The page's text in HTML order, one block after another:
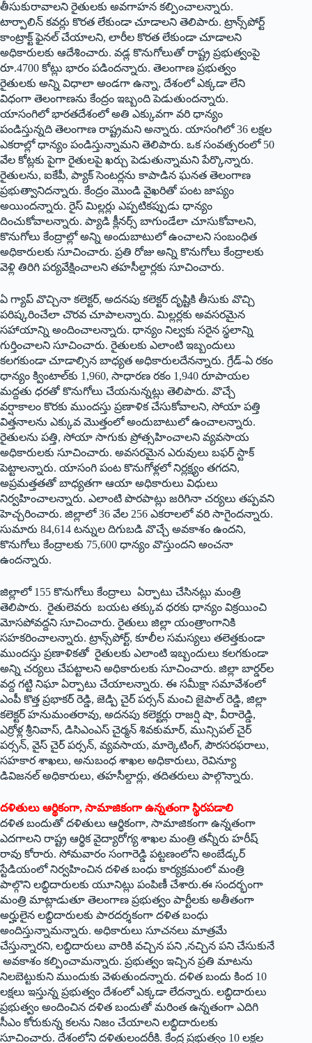
తీసుకురావాలని రైతులకు అవగాహన కల్పించాలన్నారు.
టార్పాలిన్‌ ‌కవర్లు కొరత లేకుండా చూడాలని తెలిపారు. ట్రాన్స్‌పోర్ట్
‌కాంట్రాక్ట్ ‌ఫైనల్‌ ‌చేయాలని, లారీల కొరత లేకుండా చూడాలని
అధికారులకు ఆదేశించారు. వడ్ల కొనుగోలుతో రాష్ట్ర ప్రభుత్వంపై
రూ.4700 కోట్లు భారం పడిందన్నారు. తెలంగాణ ప్రభుత్వం
రైతులకు అన్ని విధాలా అండగా ఉన్నా, దేశంలో ఎక్కడా లేని
విధంగా తెలంగాణను కేంద్రం ఇబ్బంది పెడుతుందన్నారు.
యాసంగిలో భారతదేశంలో అతి ఎక్కువగా వరి ధాన్యం
పండిస్తున్నది తెలంగాణ రాష్ట్రమని అన్నారు. యాసంగిలో 36 లక్షల
ఎకరాల్లో ధాన్యం పండిస్తున్నామని తెలిపారు. ఒక సంవత్సరంలో 50
వేల కోట్లకు పైగా రైతులపై ఖర్చు పెడుతున్నామని పేర్కొన్నారు.
రైతులను, ఐకేపీ, ప్యాక్‌ ‌సెంటర్లను కాపాడిన ఘనత తెలంగాణ
ప్రభుత్వానిదన్నారు. కేంద్రం మొండి వైఖరితో పంట జాప్యం
అయిందన్నారు. రైస్‌ ‌మిల్లర్లు ఎప్పటికప్పుడు ధాన్యం
దించుకోవాలన్నారు. ప్యాడి క్లీనర్స్ ‌బాగుండేలా చూసుకోవాలని,
కొనుగోలు కేంద్రాల్లో అన్ని అందుబాటులో ఉంచాలని సంబంధిత
అధికారులకు సూచించారు. ప్రతి రోజు అన్ని కొనుగోలు కేంద్రాలకు
వెళ్లి తిరిగి పర్యవేక్షించాలని తహసీల్దార్లకు సూచించారు.
ఏ గ్యాప్‌ ‌వొచ్చినా కలెక్టర్‌, అదనపు కలెక్టర్‌ ‌దృష్టికి తీసుకు వొచ్చి
పరిష్కరించేలా చొరవ చూపాలన్నారు. మిల్లర్లకు అవసరమైన
సహాయాన్ని అందించాలన్నారు. ధాన్యం నిల్వకు సరైన స్థలాన్ని
గుర్తించాలని సూచించారు. రైతులకు ఎలాంటి ఇబ్బందులు
కలగకుండా చూడాల్సిన బాధ్యత అధికారులదేనన్నారు. గ్రేడ్‌-ఏ ‌రకం
ధాన్యం క్వింటాల్‌కు 1,960, సాధారణ రకం 1,940 రూపాయల
మద్దతు ధరతో కొనుగోలు చేయనున్నట్లు తెలిపారు. వొచ్చే
వర్షాకాలం కొరకు ముందస్తు ప్రణాళిక చేసుకోవాలని, సోయా పత్తి
విత్తనాలను ఎక్కువ మొత్తంలో అందుబాటులో ఉంచాలన్నారు.
రైతులను పత్తి, సోయా సాగుకు ప్రోత్సహించాలని వ్యవసాయ
అధికారులకు సూచించారు. అవసరమైన ఎరువులు బఫర్‌ ‌స్టాక్‌
‌పెట్టాలన్నారు. యాసంగి పంట కొనుగోళ్లలో నిర్లక్ష్యం తగదని,
అప్రమత్తతతో బాధ్యతగా ఆయా అధికారులు విధులు
నిర్వహించాలన్నారు. ఎలాంటి పొరపాట్లు జరిగినా చర్యలు తప్పవని
హెచ్చరించారు. జిల్లాలో 36 వేల 256 ఎకరాలలో వరి సాగైందన్నారు.
సుమారు 84,614 టన్నుల దిగుబడి వొచ్చే అవకాశం ఉందని,
కొనుగోలు కేంద్రాలకు 75,600 ధాన్యం వొస్తుందని అంచనా
ఉందన్నారు.
జిల్లాలో 155 కొనుగోలు కేంద్రాలు ఏర్పాటు చేసినట్లు మంత్రి
తెలిపారు. రైతులెవరు బయట తక్కువ ధరకు ధాన్యం విక్రయించి
మోసపోవద్దని సూచించారు. రైతులు జిల్లా యంత్రాంగానికి
సహకరించాలన్నారు. ట్రాన్స్‌పోర్ట్, ‌కూలీల సమస్యలు తలెత్తకుండా
ముందస్తు ప్రణాళికతో రైతులకు ఎలాంటి ఇబ్బందులు కలగకుండా
అన్ని చర్యలు చేపట్టాలని అధికారులకు సూచించారు. జిల్లా బార్డర్‌ల
వద్ద గట్టి నిఘా ఏర్పాటు చేయాలన్నారు. ఈ సమీక్షా సమావేశంలో
ఎంపీ కొత్త ప్రభాకర్‌ ‌రెడ్డి, జెడ్పి చైర్‌ ‌పర్సన్‌ ‌మంచి జైపాల్‌ ‌రెడ్డి, జిల్లా
కలెక్టర్‌ ‌హనుమంతరావు, అదనపు కలెక్టర్లు రాజర్షి షా, వీరారెడ్డి,
ఎర్రోళ్ల శ్రీనివాస్‌, ‌డిసిఎంఎస్‌ ‌చైర్మన్‌ ‌శివకుమార్‌, ‌మున్సిపల్‌ ‌చైర్‌
‌పర్సన్‌, ‌వైస్‌ ‌చైర్‌ ‌పర్సన్‌, ‌వ్యవసాయ, మార్కెటింగ్‌, ‌పౌరసరఫరాలు,
సహకార శాఖలు, అనుబంధ శాఖల అధికారులు, రెవిన్యూ
డివిజనల్‌ అధికారులు, తహసీల్దార్లు, తదితరులు పాల్గొన్నారు.
దళితులు ఆర్థికంగా, సామాజికంగా ఉన్నతంగా స్థిరపడాలి
దళిత బందుతో దళితులు ఆర్థికంగా, సామాజికంగా ఉన్నతంగా
ఎదగాలని రాష్ట్ర ఆర్థిక వైద్యారోగ్య శాఖల మంత్రి తన్నీరు హరీష్‌
‌రావు కోరారు. సోమవారం సంగారెడ్డి పట్టణంలోని అంబేడ్కర్‌
‌స్టేడియంలో నిర్వహించిన దళిత బంధు కార్యక్రమంలో మంత్రి
పాల్గొని లబ్ధిదారులకు యూనిట్లు పంపిణీ చేశారు.ఈ సందర్భంగా
మంత్రి మాట్లాడుతూ తెలంగాణ ప్రభుత్వం పార్టీలకు అతీతంగా
అర్హులైన లబ్ధిదారులకు పారదర్శకంగా దళిత బంధు
అందిస్తున్నామన్నారు. అధికారులు సూచనలు మాత్రమే
చేస్తున్నారని, లబ్ధిదారులు వారికి వచ్చిన పని ,నచ్చిన పని చేసుకునే
అవకాశం కల్పించామన్నారు. ప్రభుత్వం ఇచ్చిన ప్రతి మాటను
నిలబెట్టుకుని ముందుకు వెళుతుందన్నారు. దళిత బందు కింద 10
లక్షలు ఇస్తున్న ప్రభుత్వం దేశంలో ఎక్కడా లేదన్నారు. లబ్ధిదారులు
ప్రభుత్వం అందించిన దళిత బందుతో మరింత ఉన్నతంగా ఎదిగి
సీఎం కోరుకున్న కలను నిజం చేయాలని లబ్ధిదారులకు
సూచించారు. దేశంలోని దళితులందరీకి. కేంద్ర ప్రభుత్వం 10 లక్షల